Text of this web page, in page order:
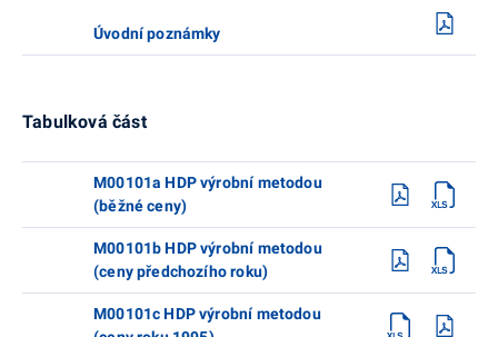
Úvodní poznámky
Tabulková část
M00101a HDP výrobní metodou
(běžné ceny)
M00101b HDP výrobní metodou
(ceny předchozího roku)
M00101c HDP výrobní metodou